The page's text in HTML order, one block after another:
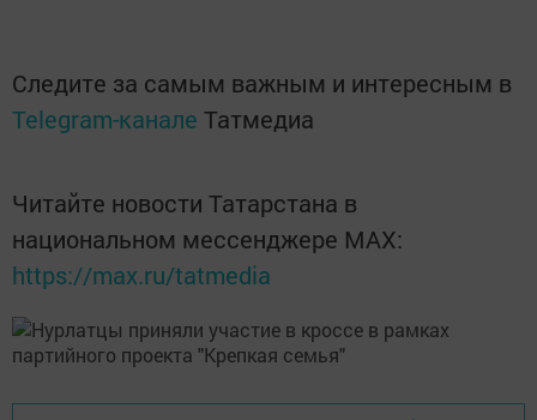
Следите за самым важным и интересным в
Telegram-канале Татмедиа
Читайте новости Татарстана в
национальном мессенджере MАХ:
https://max.ru/tatmedia